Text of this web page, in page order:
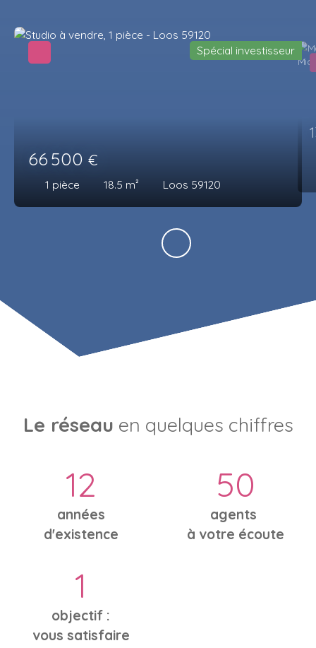
66 500 €
1 pièce 18.5 m² Loos 59120
Spécial investisseur
Le réseau en quelques chiffres
12
années
d'existence
50
agents
à votre écoute
1
objectif :
vous satisfaire